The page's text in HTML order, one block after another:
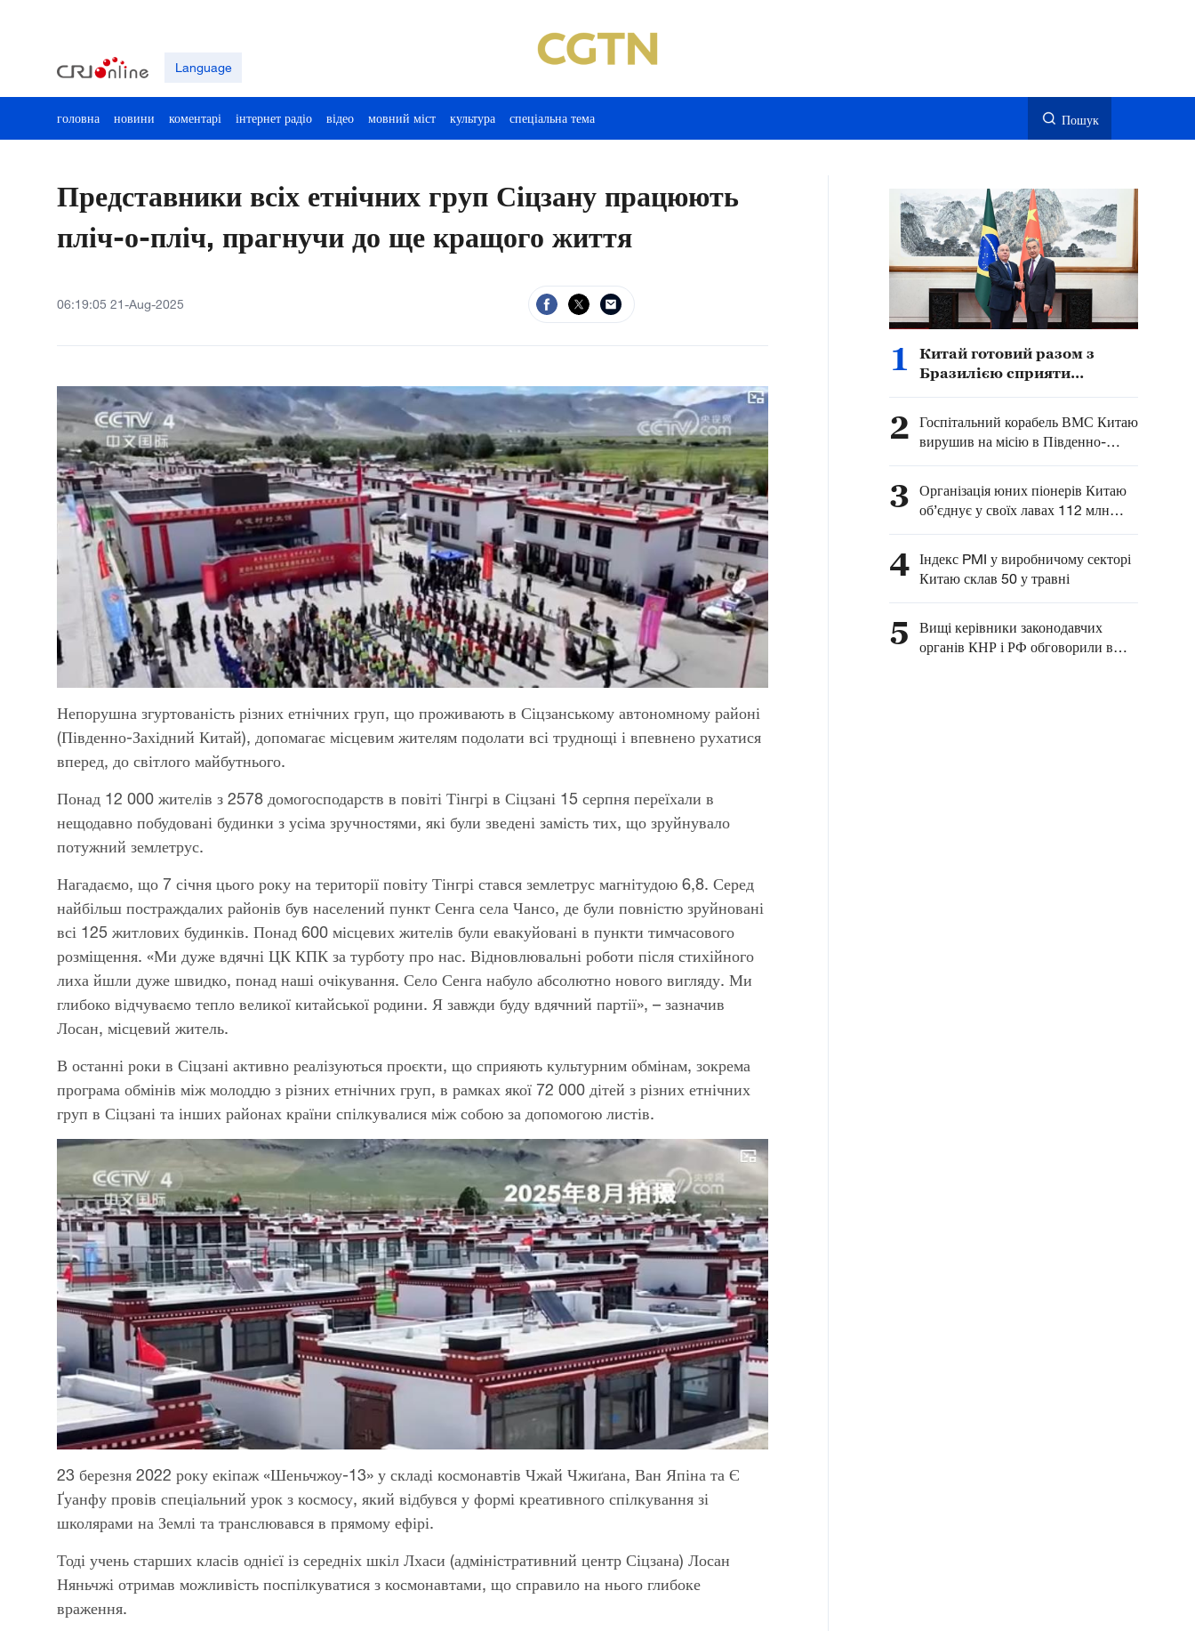
Language
головна новини коментарі інтернет радіо відео мовний міст культура спеціальна тема Пошук
Представники всіх етнічних груп Сіцзану працюють
пліч-о-пліч, прагнучи до ще кращого життя
06:19:05 21-Aug-2025
Непорушна згуртованість різних етнічних груп, що проживають в Сіцзанському автономному районі
(Південно-Західний Китай), допомагає місцевим жителям подолати всі труднощі і впевнено рухатися
вперед, до світлого майбутнього.
Понад 12 000 жителів з 2578 домогосподарств в повіті Тінгрі в Сіцзані 15 серпня переїхали в
нещодавно побудовані будинки з усіма зручностями, які були зведені замість тих, що зруйнувало
потужний землетрус.
Нагадаємо, що 7 січня цього року на території повіту Тінгрі стався землетрус магнітудою 6,8. Серед
найбільш постраждалих районів був населений пункт Сенга села Чансо, де були повністю зруйновані
всі 125 житлових будинків. Понад 600 місцевих жителів були евакуйовані в пункти тимчасового
розміщення. «Ми дуже вдячні ЦК КПК за турботу про нас. Відновлювальні роботи після стихійного
лиха йшли дуже швидко, понад наші очікування. Село Сенга набуло абсолютно нового вигляду. Ми
глибоко відчуваємо тепло великої китайської родини. Я завжди буду вдячний партії», – зазначив
Лосан, місцевий житель.
В останні роки в Сіцзані активно реалізуються проєкти, що сприяють культурним обмінам, зокрема
програма обмінів між молоддю з різних етнічних груп, в рамках якої 72 000 дітей з різних етнічних
груп в Сіцзані та інших районах країни спілкувалися між собою за допомогою листів.
23 березня 2022 року екіпаж «Шеньчжоу-13» у складі космонавтів Чжай Чжиґана, Ван Япіна та Є
Ґуанфу провів спеціальний урок з космосу, який відбувся у формі креативного спілкування зі
школярами на Землі та транслювався в прямому ефірі.
Тоді учень старших класів однієї із середніх шкіл Лхаси (адміністративний центр Сіцзана) Лосан
Няньчжі отримав можливість поспілкуватися з космонавтами, що справило на нього глибоке
враження.
1
Китай готовий разом з
Бразилією сприяти
співробітництва між
Китаєм та Латинською
Америкою — глава МЗС
КНР
2 Госпітальний корабель ВМС Китаю
вирушив на місію в Південно-
Китайське море
3 Організація юних піонерів Китаю
об’єднує у своїх лавах 112 млн
китайських дітей
4 Індекс PMI у виробничому секторі
Китаю склав 50 у травні
5
Вищі керівники законодавчих
органів КНР і РФ обговорили в